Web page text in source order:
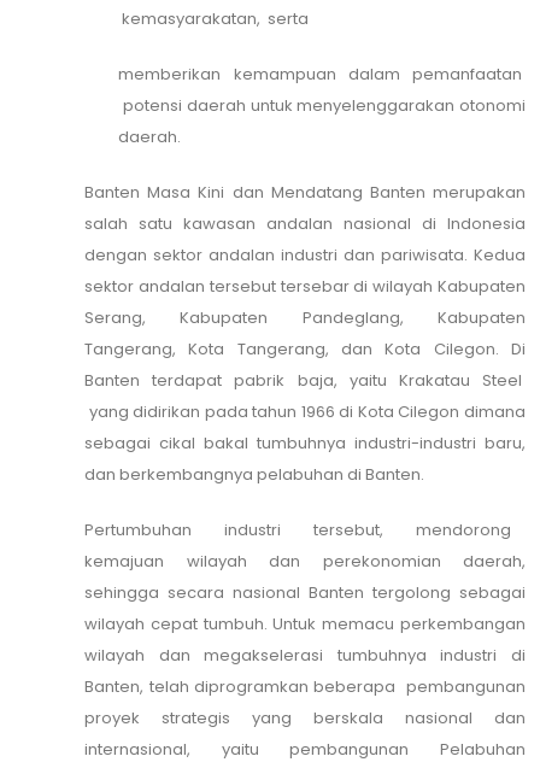
kemasyarakatan, serta
memberikan kemampuan dalam pemanfaatan
potensi daerah untuk menyelenggarakan otonomi
daerah.
Banten Masa Kini dan Mendatang Banten merupakan
salah satu kawasan andalan nasional di Indonesia
dengan sektor andalan industri dan pariwisata. Kedua
sektor andalan tersebut tersebar di wilayah Kabupaten
Serang, Kabupaten Pandeglang, Kabupaten
Tangerang, Kota Tangerang, dan Kota Cilegon. Di
Banten terdapat pabrik baja, yaitu Krakatau Steel
yang didirikan pada tahun 1966 di Kota Cilegon dimana
sebagai cikal bakal tumbuhnya industri-industri baru,
dan berkembangnya pelabuhan di Banten.
Pertumbuhan industri tersebut, mendorong
kemajuan wilayah dan perekonomian daerah,
sehingga secara nasional Banten tergolong sebagai
wilayah cepat tumbuh. Untuk memacu perkembangan
wilayah dan megakselerasi tumbuhnya industri di
Banten, telah diprogramkan beberapa pembangunan
proyek strategis yang berskala nasional dan
internasional, yaitu pembangunan Pelabuhan